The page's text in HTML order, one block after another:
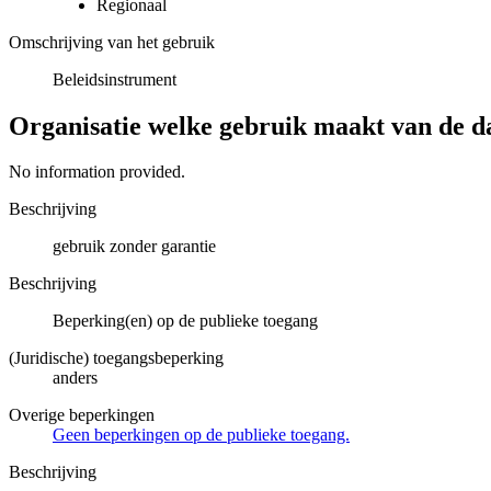
Regionaal
Omschrijving van het gebruik
Beleidsinstrument
Organisatie welke gebruik maakt van de
No information provided.
Beschrijving
gebruik zonder garantie
Beschrijving
Beperking(en) op de publieke toegang
(Juridische) toegangsbeperking
anders
Overige beperkingen
Geen beperkingen op de publieke toegang.
Beschrijving